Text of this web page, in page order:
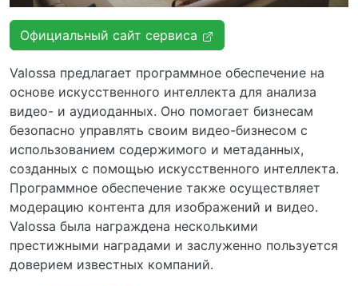
Официальный сайт сервиса
Valossa предлагает программное обеспечение на
основе искусственного интеллекта для анализа
видео- и аудиоданных. Оно помогает бизнесам
безопасно управлять своим видео-бизнесом с
использованием содержимого и метаданных,
созданных с помощью искусственного интеллекта.
Программное обеспечение также осуществляет
модерацию контента для изображений и видео.
Valossa была награждена несколькими
престижными наградами и заслуженно пользуется
доверием известных компаний.